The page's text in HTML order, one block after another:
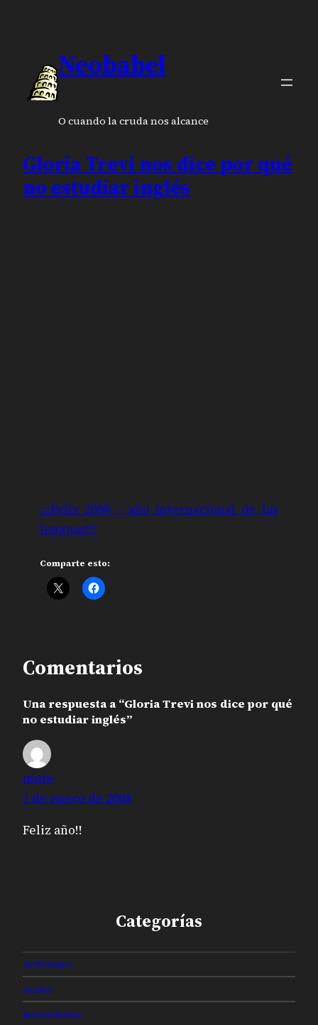
Neobabel
O cuando la cruda nos alcance
Gloria Trevi nos dice por qué
no estudiar inglés
¡¡¡Feliz 2008 – año internacional de las
lenguas!!!
Comparte esto:
Comentarios
Una respuesta a “Gloria Trevi nos dice por qué
no estudiar inglés”
mute
1 de enero de 2008
Feliz año!!
Categorías
Activismo
Audio
Borrachitos